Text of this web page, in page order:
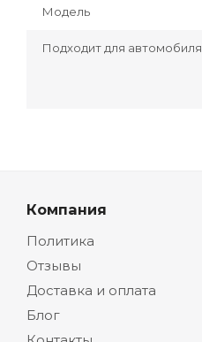
Модель
Подходит для автомобиля
Компания
Политика
Отзывы
Доставка и оплата
Блог